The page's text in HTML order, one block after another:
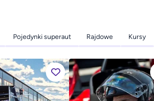
Pojedynki superaut Rajdowe Kursy